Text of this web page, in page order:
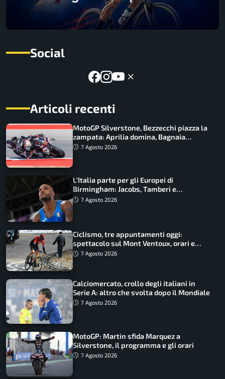
Social
Articoli recenti
MotoGP Silverstone, Bezzecchi piazza la
zampata: Aprilia domina, Bagnaia
costretto al Q1
7 Agosto 2026
L’Italia parte per gli Europei di
Birmingham: Jacobs, Tamberi e
Battocletti guidano una spedizione
7 Agosto 2026
Ciclismo, tre appuntamenti oggi:
spettacolo sul Mont Ventoux, orari e
come vederli
7 Agosto 2026
Calciomercato, crollo degli italiani in
Serie A: altro che svolta dopo il Mondiale
7 Agosto 2026
MotoGP: Martin sfida Marquez a
Silverstone, il programma e gli orari
7 Agosto 2026